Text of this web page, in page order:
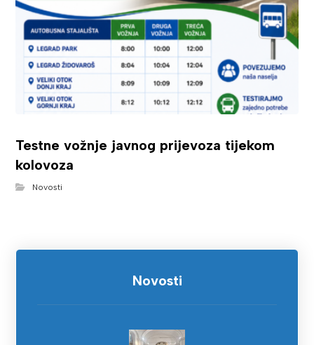
Testne vožnje javnog prijevoza tijekom
kolovoza
Novosti
Novosti